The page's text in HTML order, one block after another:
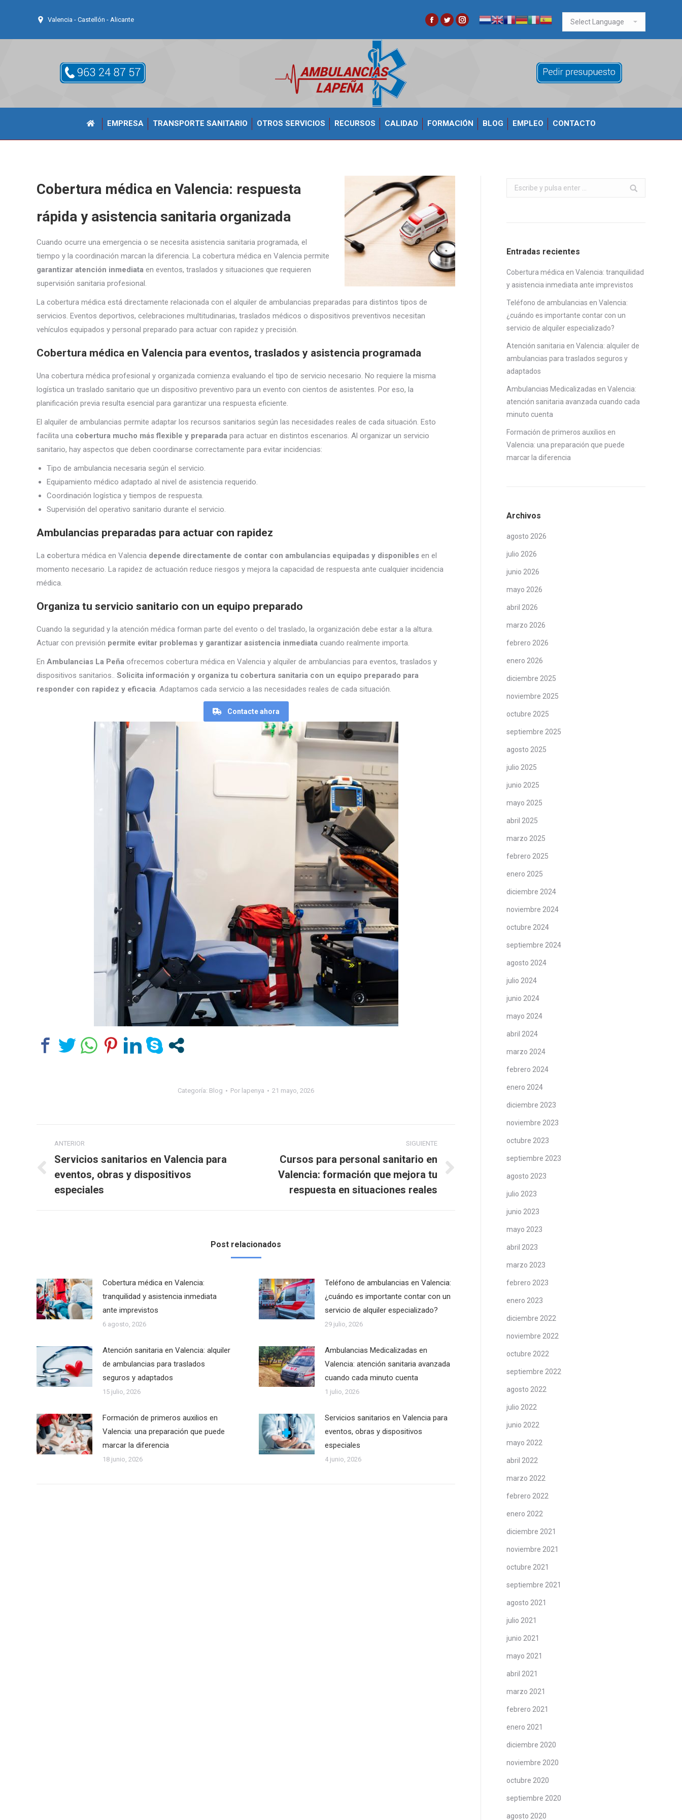
Valencia - Castellón - Alicante Facebook
TwitterInstagram
EMPRESA TRANSPORTE SANITARIO OTROS SERVICIOS RECURSOS CALIDAD FORMACIÓN BLOG EMPLEO CONTACTO
Cobertura médica en Valencia: respuesta
rápida y asistencia sanitaria organizada
Cuando ocurre una emergencia o se necesita asistencia sanitaria programada, el
tiempo y la coordinación marcan la diferencia. La cobertura médica en Valencia permite
garantizar atención inmediata en eventos, traslados y situaciones que requieren
supervisión sanitaria profesional.
La cobertura médica está directamente relacionada con el alquiler de ambulancias preparadas para distintos tipos de
servicios. Eventos deportivos, celebraciones multitudinarias, traslados médicos o dispositivos preventivos necesitan
vehículos equipados y personal preparado para actuar con rapidez y precisión.
Cobertura médica en Valencia para eventos, traslados y asistencia programada
Una cobertura médica profesional y organizada comienza evaluando el tipo de servicio necesario. No requiere la misma
logística un traslado sanitario que un dispositivo preventivo para un evento con cientos de asistentes. Por eso, la
planificación previa resulta esencial para garantizar una respuesta eficiente.
El alquiler de ambulancias permite adaptar los recursos sanitarios según las necesidades reales de cada situación. Esto
facilita una cobertura mucho más flexible y preparada para actuar en distintos escenarios. Al organizar un servicio
sanitario, hay aspectos que deben coordinarse correctamente para evitar incidencias:
Tipo de ambulancia necesaria según el servicio.
Equipamiento médico adaptado al nivel de asistencia requerido.
Coordinación logística y tiempos de respuesta.
Supervisión del operativo sanitario durante el servicio.
Ambulancias preparadas para actuar con rapidez
La cobertura médica en Valencia depende directamente de contar con ambulancias equipadas y disponibles en el
momento necesario. La rapidez de actuación reduce riesgos y mejora la capacidad de respuesta ante cualquier incidencia
médica.
Organiza tu servicio sanitario con un equipo preparado
Cuando la seguridad y la atención médica forman parte del evento o del traslado, la organización debe estar a la altura.
Actuar con previsión permite evitar problemas y garantizar asistencia inmediata cuando realmente importa.
En Ambulancias La Peña ofrecemos cobertura médica en Valencia y alquiler de ambulancias para eventos, traslados y
dispositivos sanitarios.. Solicita información y organiza tu cobertura sanitaria con un equipo preparado para
responder con rapidez y eficacia. Adaptamos cada servicio a las necesidades reales de cada situación.
Contacte ahora
Categoría: Blog Por lapenya 21 mayo, 2026
entre
publicaciones
ANTERIOR
Publicación
anterior:
Servicios sanitarios en Valencia para
eventos, obras y dispositivos
especiales
SIGUIENTE
Publicación
siguiente:
Cursos para personal sanitario en
Valencia: formación que mejora tu
respuesta en situaciones reales
Post relacionados
Cobertura médica en Valencia:
tranquilidad y asistencia inmediata
ante imprevistos
6 agosto, 2026
Teléfono de ambulancias en Valencia:
¿cuándo es importante contar con un
servicio de alquiler especializado?
29 julio, 2026
Atención sanitaria en Valencia: alquiler
de ambulancias para traslados
seguros y adaptados
15 julio, 2026
Ambulancias Medicalizadas en
Valencia: atención sanitaria avanzada
cuando cada minuto cuenta
1 julio, 2026
Formación de primeros auxilios en
Valencia: una preparación que puede
marcar la diferencia
18 junio, 2026
Servicios sanitarios en Valencia para
eventos, obras y dispositivos
especiales
4 junio, 2026
Buscar:
Entradas recientes
Cobertura médica en Valencia: tranquilidad
y asistencia inmediata ante imprevistos
Teléfono de ambulancias en Valencia:
¿cuándo es importante contar con un
servicio de alquiler especializado?
Atención sanitaria en Valencia: alquiler de
ambulancias para traslados seguros y
adaptados
Ambulancias Medicalizadas en Valencia:
atención sanitaria avanzada cuando cada
minuto cuenta
Formación de primeros auxilios en
Valencia: una preparación que puede
marcar la diferencia
Archivos
agosto 2026
julio 2026
junio 2026
mayo 2026
abril 2026
marzo 2026
febrero 2026
enero 2026
diciembre 2025
noviembre 2025
octubre 2025
septiembre 2025
agosto 2025
julio 2025
junio 2025
mayo 2025
abril 2025
marzo 2025
febrero 2025
enero 2025
diciembre 2024
noviembre 2024
octubre 2024
septiembre 2024
agosto 2024
julio 2024
junio 2024
mayo 2024
abril 2024
marzo 2024
febrero 2024
enero 2024
diciembre 2023
noviembre 2023
octubre 2023
septiembre 2023
agosto 2023
julio 2023
junio 2023
mayo 2023
abril 2023
marzo 2023
febrero 2023
enero 2023
diciembre 2022
noviembre 2022
octubre 2022
septiembre 2022
agosto 2022
julio 2022
junio 2022
mayo 2022
abril 2022
marzo 2022
febrero 2022
enero 2022
diciembre 2021
noviembre 2021
octubre 2021
septiembre 2021
agosto 2021
julio 2021
junio 2021
mayo 2021
abril 2021
marzo 2021
febrero 2021
enero 2021
diciembre 2020
noviembre 2020
octubre 2020
septiembre 2020
agosto 2020